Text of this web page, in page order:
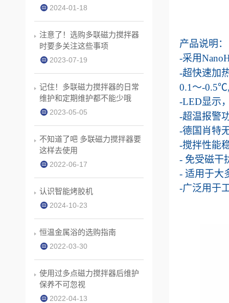
产品说明 ：
-采用
-超快速加
0.1 〜-0.5℃
-LED显示
-超温报警
-德国肖特
-搅拌性能
- 免受磁干
- 适用于大
-广泛用于
2024-01-18
注意了！选购多联磁力搅拌器
时要多关注这些事项
2023-07-19
记住！多联磁力搅拌器的日常
维护和定期维护都不能少哦
2023-05-05
不知道了吧 多联磁力搅拌器要
这样去使用
2022-06-17
认识智能烤胶机
2024-10-23
恒温金属浴的选购指南
2022-03-30
使用过多点磁力搅拌器后维护
保养不可忽视
2022-04-13